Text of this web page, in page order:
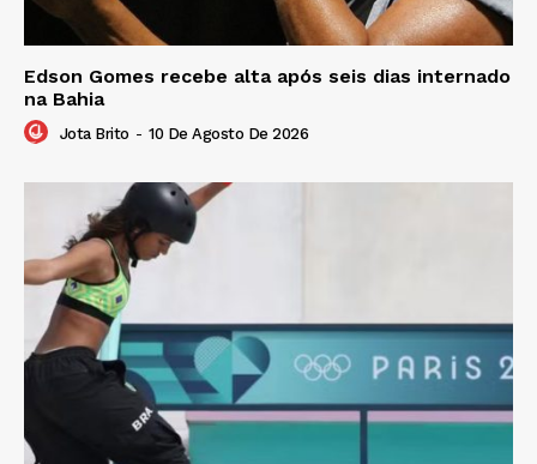
Edson Gomes recebe alta após seis dias internado
na Bahia
Jota Brito - 10 De Agosto De 2026